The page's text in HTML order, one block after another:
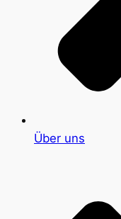
Über uns